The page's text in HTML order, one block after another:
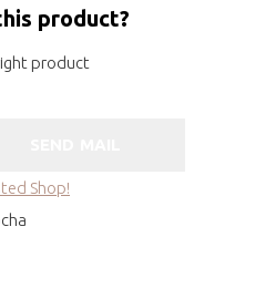
product?
product
Shop!